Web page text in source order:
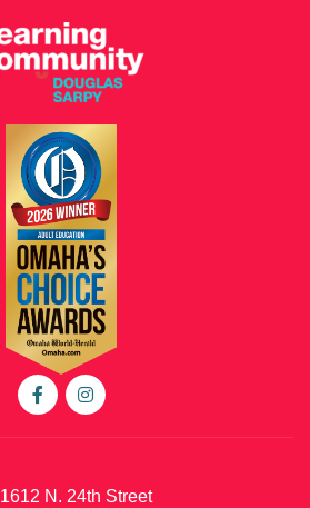
1612 N. 24th Street